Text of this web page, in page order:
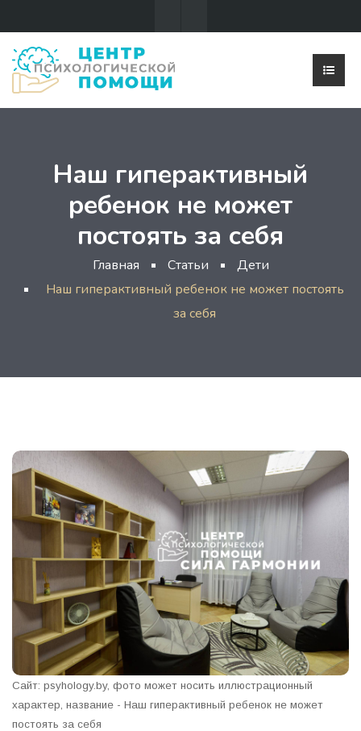
Наш гиперактивный
ребенок не может
постоять за себя
Главная Статьи
Дети
Наш гиперактивный ребенок не может постоять
за себя
Сайт: psyhology.by, фото может носить иллюстрационный
характер, название - Наш гиперактивный ребенок не может
постоять за себя